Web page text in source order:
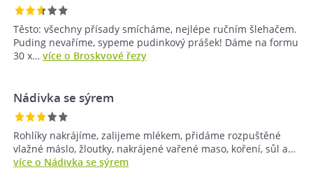
Těsto: všechny přísady smícháme, nejlépe ručním šlehačem.
Puding nevaříme, sypeme pudinkový prášek! Dáme na formu
30 x… více o Broskvové řezy
Nádivka se sýrem
Rohlíky nakrájíme, zalijeme mlékem, přidáme rozpuštěné
vlažné máslo, žloutky, nakrájené vařené maso, koření, sůl a…
více o Nádivka se sýrem